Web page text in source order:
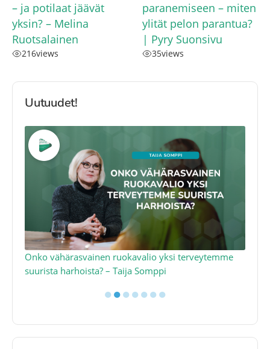
– ja potilaat jäävät
yksin? – Melina
Ruotsalainen
216views
paranemiseen – miten
ylität pelon parantua?
| Pyry Suonsivu
35views
Uutuudet!
Onko vähärasvainen ruokavalio yksi terveytemme
suurista harhoista? – Taija Somppi
●●●●●●●